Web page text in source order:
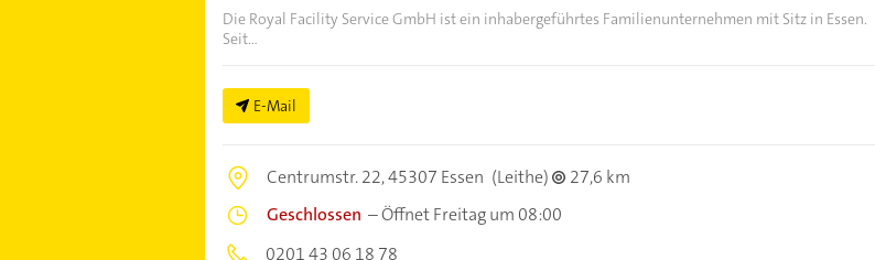
Die Royal Facility Service GmbH ist ein inhabergeführtes Familienunternehmen mit Sitz in Essen.
Seit...
E-Mail
Centrumstr. 22,45307 Essen (Leithe)
27,6 km
Geschlossen –Öffnet Freitag um 08:00
0201 43 06 18 78